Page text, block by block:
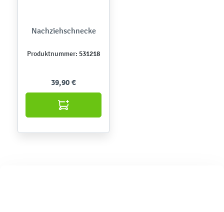
Nachziehschnecke
Produktnummer: 531218
39,90 €